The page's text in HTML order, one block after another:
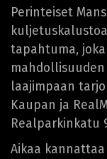
Perinteiset
tapahtuma,
laajimpaan
Kaupan ja
Realparkinkatu
Aikaa